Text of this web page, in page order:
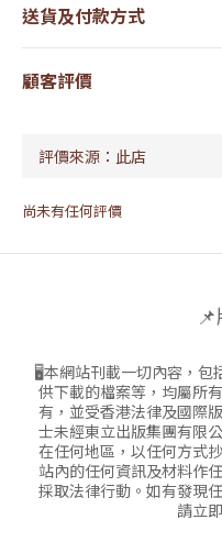
送貨及付款方式
顧客評價
尚未有任何評價
🖥本網站刊載一切內容，包
供下載的檔案等，均屬所
有，並受香港法律及國際
士未經東立出版集團有限
在任何地區，以任何方式
站內的任何資訊及材料作
採取法律行動。如有發現
請立